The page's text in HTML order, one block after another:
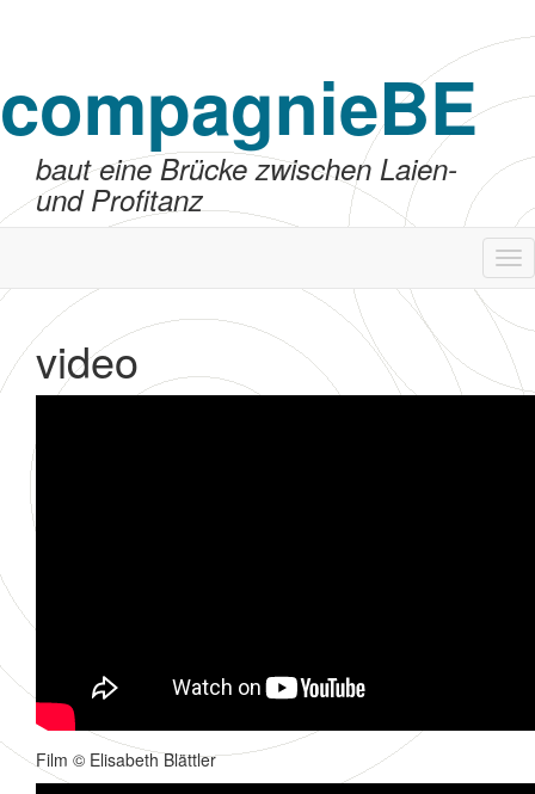
compagnieBE
baut eine Brücke zwischen Laien-
und Profitanz
video
Film © Elisabeth Blättler